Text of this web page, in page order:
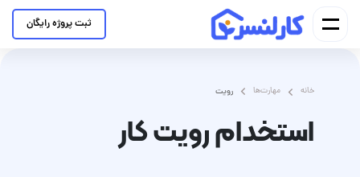
ثبت پروژه رایگان
خانه مهارت‌ها رویت
استخدام رویت کار